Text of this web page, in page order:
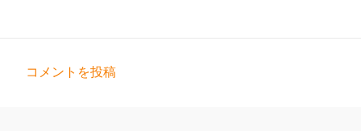
コメントを投稿